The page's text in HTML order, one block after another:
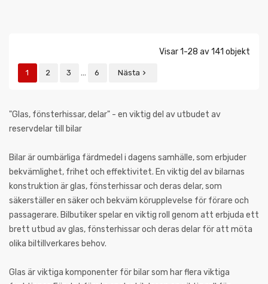
Visar 1-28 av 141 objekt
1 2 3 … 6 Nästa 
"Glas, fönsterhissar, delar" - en viktig del av utbudet av
reservdelar till bilar
Bilar är oumbärliga färdmedel i dagens samhälle, som erbjuder
bekvämlighet, frihet och effektivitet. En viktig del av bilarnas
konstruktion är glas, fönsterhissar och deras delar, som
säkerställer en säker och bekväm körupplevelse för förare och
passagerare. Bilbutiker spelar en viktig roll genom att erbjuda ett
brett utbud av glas, fönsterhissar och deras delar för att möta
olika biltillverkares behov.
Glas är viktiga komponenter för bilar som har flera viktiga